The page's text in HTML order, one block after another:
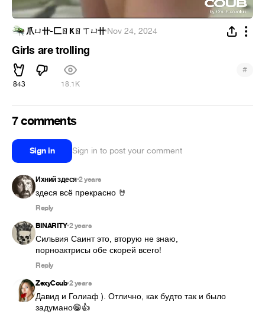
爪ㄩ卄-匚ㄖҜㄖㄒㄩ卄·Nov 24, 2024
Girls are trolling
843 18.1K
#
7 comments
Sign in Sign in to post your comment
Ихний здеся•2 years
здеся всё прекрасно 🤘
Reply
BINARITY•2 years
Сильвия Саинт это, вторую не знаю,
порноактрисы обе скорей всего!
Reply
ZexyCoub•2 years
Давид и Голиаф ). Отлично, как будто так и было
задумано😁👍